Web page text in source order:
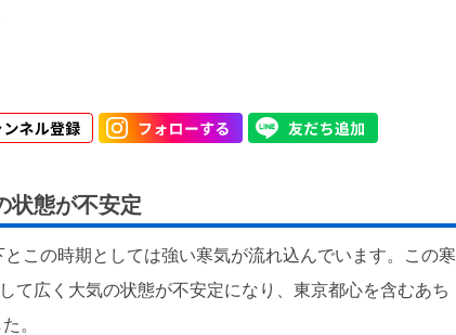
状態が不安定
この時期としては強い寒気が流れ込んでいます。この寒
て広く大気の状態が不安定になり、東京都心を含むあち
。